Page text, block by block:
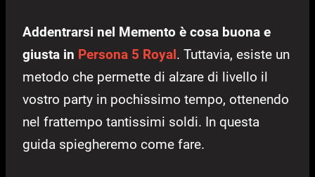
Addentrarsi nel Memento è cosa buona e
giusta in Persona 5 Royal. Tuttavia, esiste un
metodo che permette di alzare di livello il
vostro party in pochissimo tempo, ottenendo
nel frattempo tantissimi soldi. In questa
guida spiegheremo come fare.